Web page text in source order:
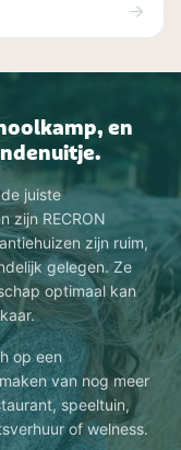
en
juiste
zijn RECRON
zijn ruim,
gelegen. Ze
optimaal kan
op een
van nog meer
speeltuin,
of welness.